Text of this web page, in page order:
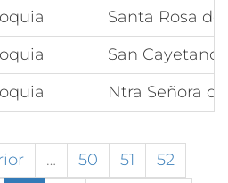
Santa Rosa
San Cayetano
Ntra Señora
… 50 51
52